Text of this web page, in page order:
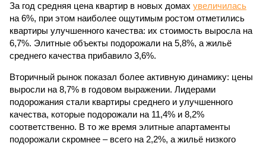
За год средняя цена квартир в новых домах увеличилась
на 6%, при этом наиболее ощутимым ростом отметились
квартиры улучшенного качества: их стоимость выросла на
6,7%. Элитные объекты подорожали на 5,8%, а жильё
среднего качества прибавило 3,6%.
Вторичный рынок показал более активную динамику: цены
выросли на 8,7% в годовом выражении. Лидерами
подорожания стали квартиры среднего и улучшенного
качества, которые подорожали на 11,4% и 8,2%
соответственно. В то же время элитные апартаменты
подорожали скромнее – всего на 2,2%, а жильё низкого